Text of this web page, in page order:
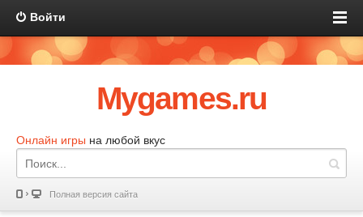
Войти
Mygames.ru
Онлайн игры на любой вкус
Полная версия сайта